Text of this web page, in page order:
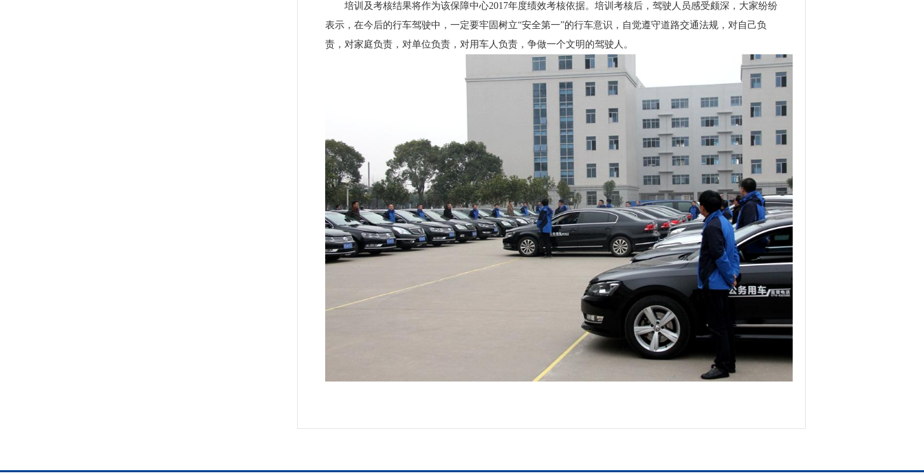
培训及考核结果将作为该保障中心2017年度绩效考核依据。培训考核后，驾驶人员感受颇深，大家纷纷
表示，在今后的行车驾驶中，一定要牢固树立“安全第一”的行车意识，自觉遵守道路交通法规，对自己负
责，对家庭负责，对单位负责，对用车人负责，争做一个文明的驾驶人。